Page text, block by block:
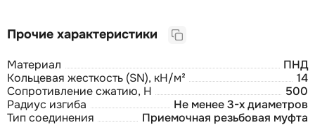
Прочие характеристики
Материал
ПНД
Кольцевая жесткость (SN), кH/м²
14
Сопротивление сжатию, H
500
Радиус изгиба
Не менее 3-х диаметров
Тип соединения
Приемочная резьбовая муфта